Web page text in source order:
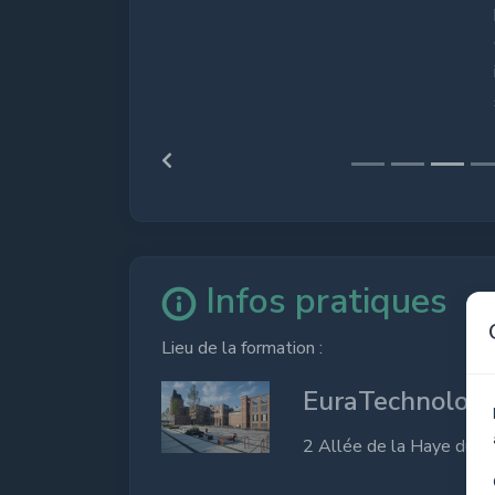
problématiques et
du petit auto-
implanté partout dans
site de la PME
> voir ses autres
Infos pratiques
Lieu de la formation :
2 Allée de la Haye du